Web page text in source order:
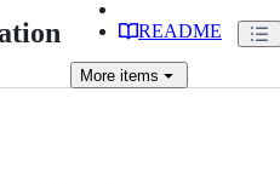
README
More items